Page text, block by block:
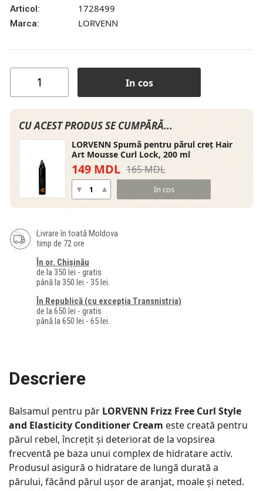
Articol: 1728499
Marca: LORVENN
In cos
CU ACEST PRODUS SE CUMPĂRĂ...
LORVENN Spumă pentru părul creț Hair
Art Mousse Curl Lock, 200 ml
149 MDL 165 MDL
In cos
Livrare în toată Moldova
timp de 72 ore
În or. Chișinău
de la 350 lei - gratis
până la 350 lei - 35 lei.
În Republică (cu excepția Transnistria)
de la 650 lei - gratis
până la 650 lei - 65 lei.
Descriere
Balsamul pentru păr LORVENN Frizz Free Curl Style
and Elasticity Conditioner Cream este creată pentru
părul rebel, încrețit și deteriorat de la vopsirea
frecventă pe baza unui complex de hidratare activ.
Produsul asigură o hidratare de lungă durată a
părului, făcând părul ușor de aranjat, moale și neted.